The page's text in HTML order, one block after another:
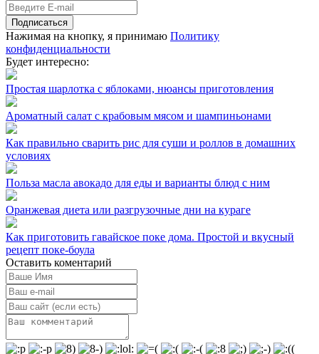
Подписаться
Нажимая на кнопку, я принимаю Политику
конфиденциальности
Будет интересно:
Простая шарлотка с яблоками, нюансы приготовления
Ароматный салат с крабовым мясом и шампиньонами
Как правильно сварить рис для суши и роллов в домашних
условиях
Польза масла авокадо для еды и варианты блюд с ним
Оранжевая диета или разгрузочные дни на кураге
Как приготовить гавайское поке дома. Простой и вкусный
рецепт поке-боула
Оставить коментарий